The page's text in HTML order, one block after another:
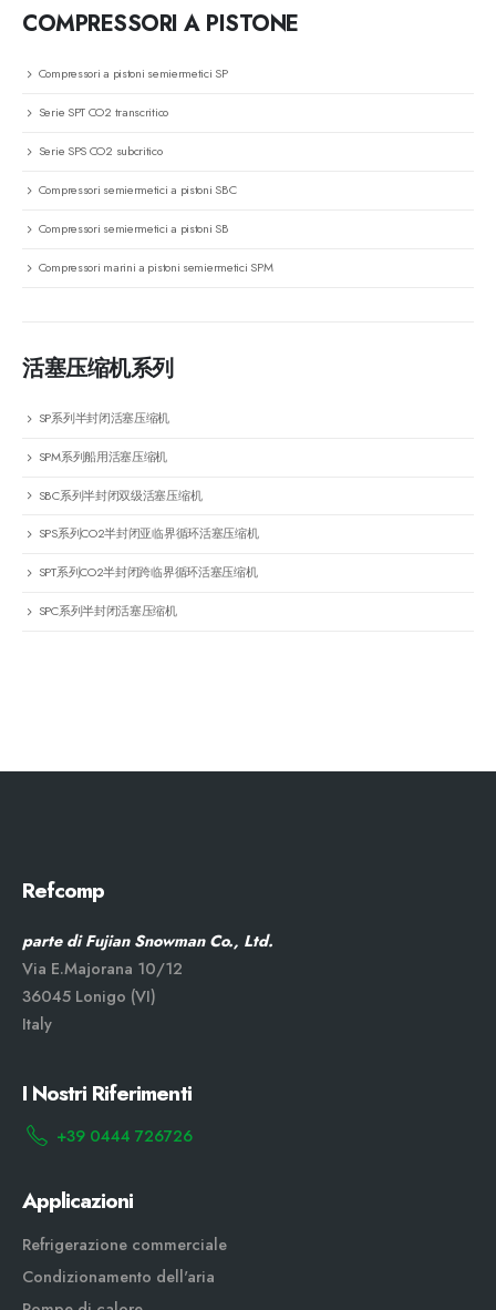
COMPRESSORI A PISTONE
Compressori a pistoni semiermetici SP
Serie SPT CO2 transcritico
Serie SPS CO2 subcritico
Compressori semiermetici a pistoni SBC
Compressori semiermetici a pistoni SB
Compressori marini a pistoni semiermetici SPM
活塞压缩机系列
SP系列半封闭活塞压缩机
SPM系列船用活塞压缩机
SBC系列半封闭双级活塞压缩机
SPS系列CO2半封闭亚临界循环活塞压缩机
SPT系列CO2半封闭跨临界循环活塞压缩机
SPC系列半封闭活塞压缩机
Refcomp
parte di Fujian Snowman Co., Ltd.
Via E.Majorana 10/12
36045 Lonigo (VI)
Italy
I Nostri Riferimenti
+39 0444 726726
Applicazioni
Refrigerazione commerciale
Condizionamento dell'aria